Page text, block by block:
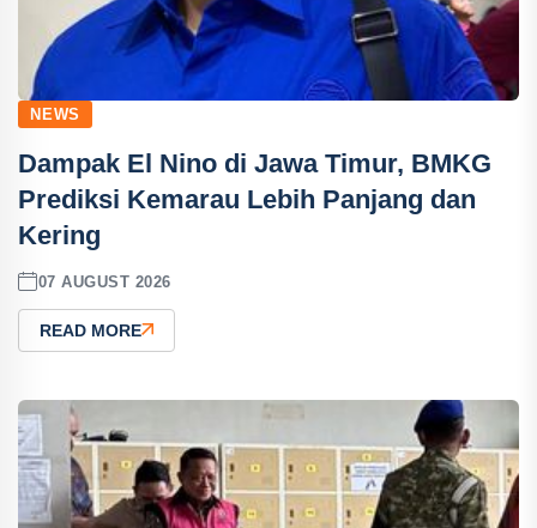
NEWS
Dampak El Nino di Jawa Timur, BMKG
Prediksi Kemarau Lebih Panjang dan
Kering
07 AUGUST 2026
READ MORE